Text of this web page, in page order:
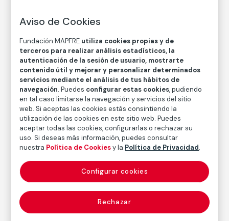
Técnica
Copia en papel baritado con emulsión de gelatina y
plata
Medidas
Medidas mancha: 27,2 × 40,5 cm
Medidas papel: 35,5 × 43 cm
Inventario
FM002152
Fecha
1968/Década de 1970
Autor
Garry Winogrand
Nacimiento: Nueva York, 1924
Fallecimiento: Tijuana, México, 1984
Aviso de Cookies
Fundación MAPFRE utiliza cookies propias y de
terceros para realizar análisis estadísticos, la
autenticación de la sesión de usuario, mostrarte
contenido útil y mejorar y personalizar determinados
servicios mediante el análisis de tus hábitos de
navegación. Puedes configurar estas cookies, pudiendo
en tal caso limitarse la navegación y servicios del sitio
web. Si aceptas las cookies estás consintiendo la
utilización de las cookies en este sitio web. Puedes
aceptar todas las cookies, configurarlas o rechazar su
uso. Si deseas más información, puedes consultar
nuestra Política de Cookiesy la Política de Privacidad.
Rechazar
Configurar cookies